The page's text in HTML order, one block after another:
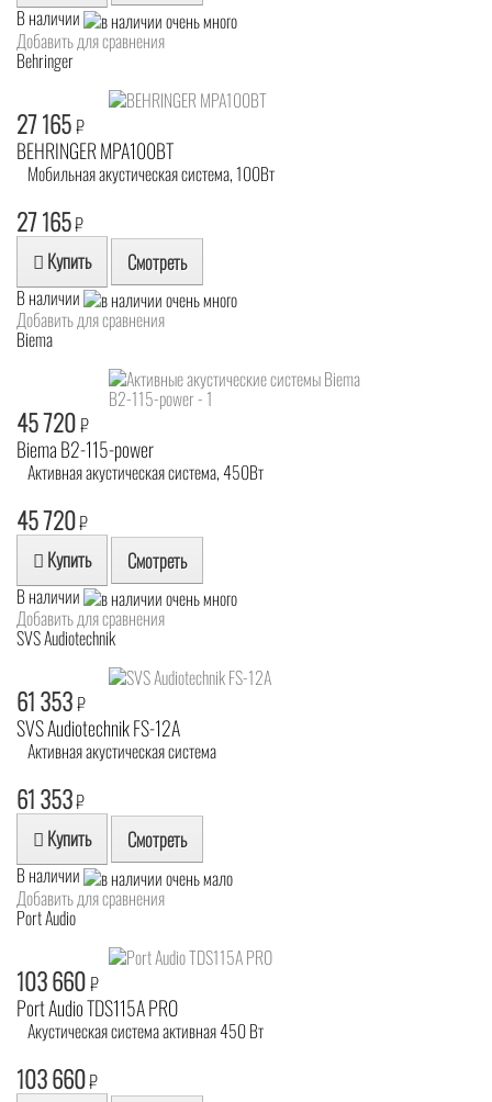
В наличии
Добавить для сравнения
Behringer
27 165₽
BEHRINGER MPA100BT
Мобильная акустическая система, 100Вт
27 165₽
Купить Смотреть
В наличии
Добавить для сравнения
Biema
45 720₽
Biema B2-115-power
Активная акустическая система, 450Вт
45 720₽
Купить Смотреть
В наличии
Добавить для сравнения
SVS Audiotechnik
61 353₽
SVS Audiotechnik FS-12A
Активная акустическая система
61 353₽
Купить Смотреть
В наличии
Добавить для сравнения
Port Audio
103 660₽
Port Audio TDS115A PRO
Акустическая система активная 450 Вт
103 660₽